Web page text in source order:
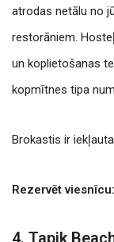
atrodas netālu no
restorāniem.
un koplietošanas
kopmītnes tipa
Brokastis ir
Rezervēt viesnīcu:
4. Tapik